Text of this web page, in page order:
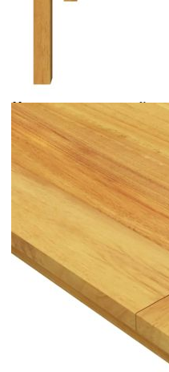
Материал:
Размери:
85 х
EAN code:
Общи размери:
62 x
Височина на седалката
от земята:
41 см
Дълбочина на
49 см
Ширина на седалката:
54 см
Височина на
подлакътника от
земята:
64 см
Цвят на възглавницата:
Черен
възглавницата за
6 см